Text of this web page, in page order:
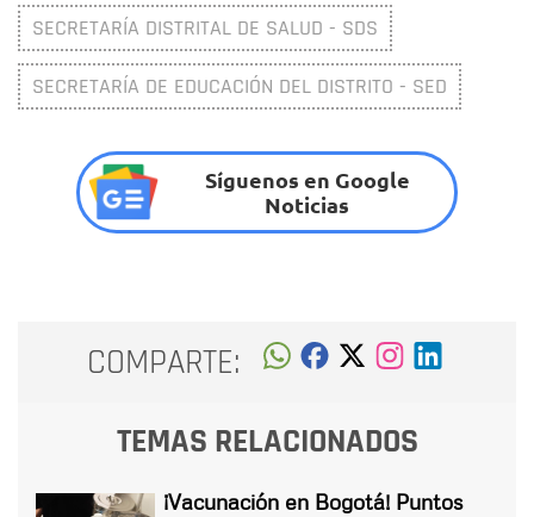
SECRETARÍA DISTRITAL DE SALUD - SDS
SECRETARÍA DE EDUCACIÓN DEL DISTRITO - SED
Síguenos en Google
Noticias
COMPARTE:
TEMAS RELACIONADOS
¡Vacunación en Bogotá! Puntos